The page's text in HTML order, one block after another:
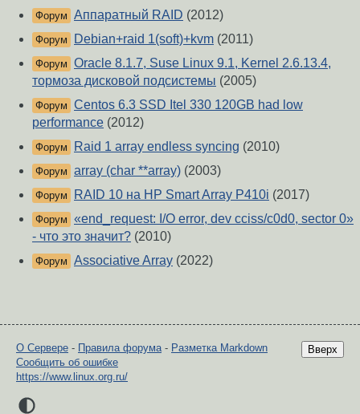
Форум Аппаратный RAID (2012)
Форум Debian+raid 1(soft)+kvm (2011)
Форум Oracle 8.1.7, Suse Linux 9.1, Kernel 2.6.13.4,
тормоза дисковой подсистемы (2005)
Форум Centos 6.3 SSD Itel 330 120GB had low
performance (2012)
Форум Raid 1 array endless syncing (2010)
Форум array (char **array) (2003)
Форум RAID 10 на HP Smart Array P410i (2017)
Форум «end_request: I/O error, dev cciss/c0d0, sector 0»
- что это значит? (2010)
Форум Associative Array (2022)
Вверх
О Сервере - Правила форума- Разметка Markdown
Сообщить об ошибке
https://www.linux.org.ru/